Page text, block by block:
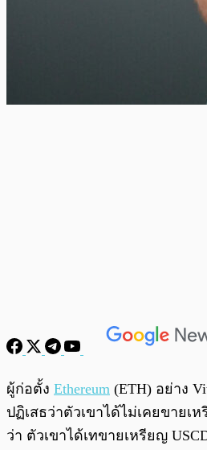
ผู้ก่อตั้ง Ethereum (ETH) อย่าง
ปฏิเสธว่าตัวเขาได้ไม่เคยขายเ
ว่า ตัวเขาได้เทขายเหรียญ